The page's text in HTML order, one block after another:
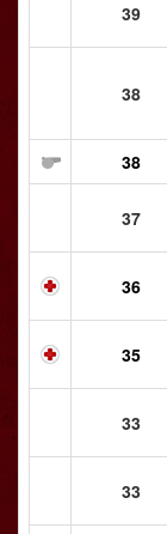
39
38
38
37
36
35
33
33